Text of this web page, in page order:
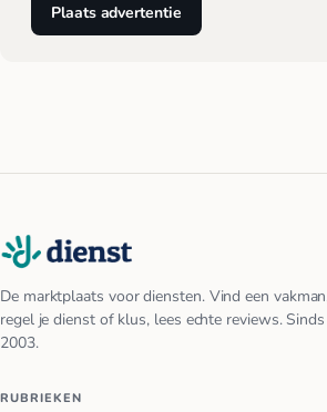
Plaats advertentie
De marktplaats voor diensten. Vind een
regel je dienst of klus, lees echte reviews. Sinds
2003.
RUBRIEKEN